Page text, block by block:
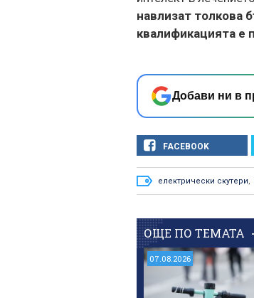
навлизат толкова
квалификацията е
Добави ни в
FACEBOOK
електрически скутери,
ОЩЕ ПО ТЕМАТА
07.08.2026